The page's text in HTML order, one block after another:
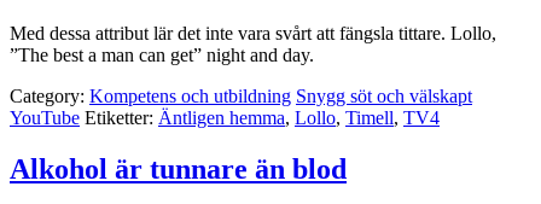
Med dessa attribut lär det inte vara svårt att fängsla tittare. Lollo,
”The best a man can get” night and day.
Category: Kompetens och utbildning Snygg söt och välskapt
YouTube Etiketter: Äntligen hemma, Lollo, Timell, TV4
Alkohol är tunnare än blod